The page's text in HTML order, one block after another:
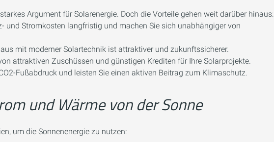
Argument für Solarenergie. Doch die Vorteile gehen weit darüber hinaus:
und Stromkosten langfristig und machen Sie sich unabhängiger von
mit moderner Solartechnik ist attraktiver und zukunftssicherer.
attraktiven Zuschüssen und günstigen Krediten für Ihre Solarprojekte.
Fußabdruck und leisten Sie einen aktiven Beitrag zum Klimaschutz.
und Wärme von der Sonne
um die Sonnenenergie zu nutzen: